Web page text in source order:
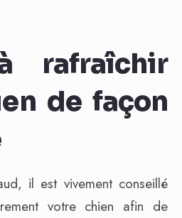
rafraîchir
de façon
il est vivement conseillé
votre chien afin de